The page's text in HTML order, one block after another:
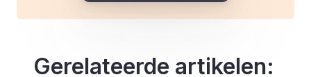
Gerelateerde artikelen: